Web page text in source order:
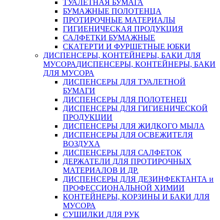
ТУАЛЕТНАЯ БУМАГА
БУМАЖНЫЕ ПОЛОТЕНЦА
ПРОТИРОЧНЫЕ МАТЕРИАЛЫ
ГИГИЕНИЧЕСКАЯ ПРОДУКЦИЯ
САЛФЕТКИ БУМАЖНЫЕ
СКАТЕРТИ И ФУРШЕТНЫЕ ЮБКИ
ДИСПЕНСЕРЫ, КОНТЕЙНЕРЫ, БАКИ ДЛЯ
МУСОРАДИСПЕНСЕРЫ, КОНТЕЙНЕРЫ, БАКИ
ДЛЯ МУСОРА
ДИСПЕНСЕРЫ ДЛЯ ТУАЛЕТНОЙ
БУМАГИ
ДИСПЕНСЕРЫ ДЛЯ ПОЛОТЕНЕЦ
ДИСПЕНСЕРЫ ДЛЯ ГИГИЕНИЧЕСКОЙ
ПРОДУКЦИИ
ДИСПЕНСЕРЫ ДЛЯ ЖИДКОГО МЫЛА
ДИСПЕНСЕРЫ ДЛЯ ОСВЕЖИТЕЛЯ
ВОЗДУХА
ДИСПЕНСЕРЫ ДЛЯ САЛФЕТОК
ДЕРЖАТЕЛИ ДЛЯ ПРОТИРОЧНЫХ
МАТЕРИАЛОВ И ДР.
ДИСПЕНСЕРЫ ДЛЯ ДЕЗИНФЕКТАНТА и
ПРОФЕССИОНАЛЬНОЙ ХИМИИ
КОНТЕЙНЕРЫ, КОРЗИНЫ И БАКИ ДЛЯ
МУСОРА
СУШИЛКИ ДЛЯ РУК